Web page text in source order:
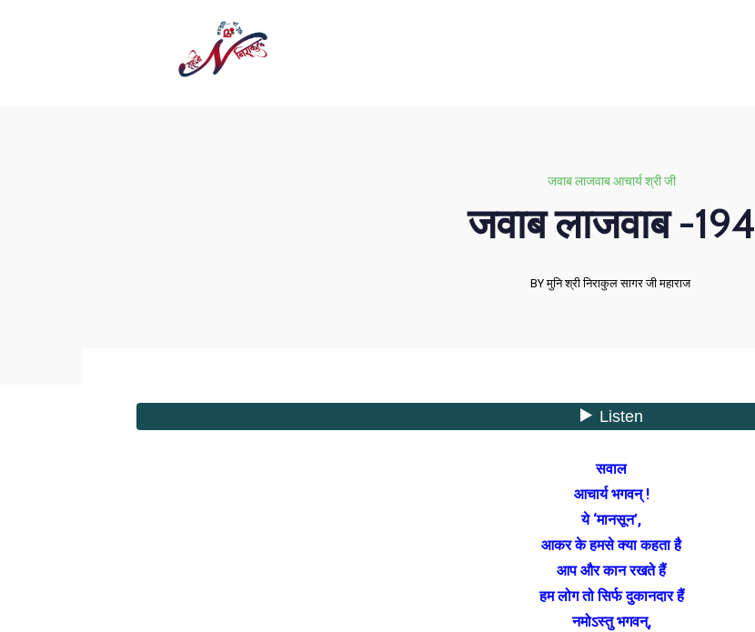
जवाब लाजवाब आचार्य श्री जी
जवाब लाजवाब -194
BY मुनि श्री निराकुल सागर जी महाराज
सवाल
आचार्य भगवन् !
ये ‘मानसून’,
आकर के हमसे क्या कहता है
आप और कान रखते हैं
हम लोग तो सिर्फ दुकानदार हैं
नमोऽस्तु भगवन्,